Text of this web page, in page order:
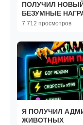
ПОЛУЧИЛ НОВЫЙ
БЕЗУМНЫЕ
7 712 просмотров
Я ПОЛУЧИЛ
ЖИВОТНЫХ